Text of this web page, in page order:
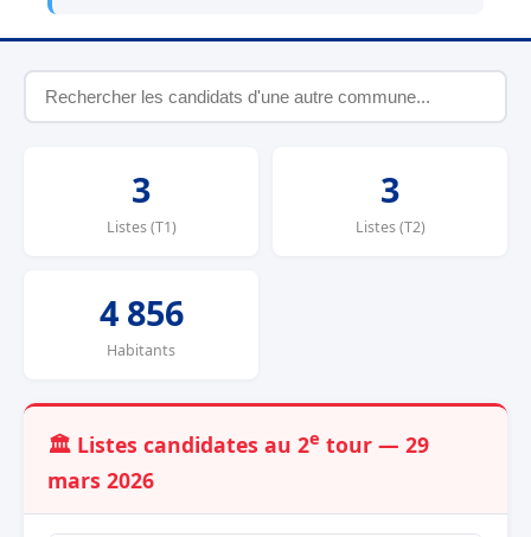
3
Listes (T1)
3
Listes (T2)
4 856
Habitants
🏛️ Listes candidates au 2e tour — 29
mars 2026